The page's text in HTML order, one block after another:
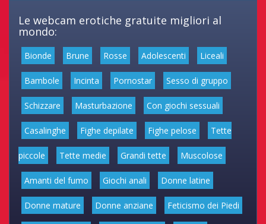
Le webcam erotiche gratuite migliori al
mondo:
Bionde Brune Rosse Adolescenti Liceali
Bambole Incinta Pornostar Sesso di gruppo
Schizzare Masturbazione Con giochi sessuali
Casalinghe Fighe depilate Fighe pelose Tette
piccole Tette medie Grandi tette Muscolose
Amanti del fumo Giochi anali Donne latine
Donne mature Donne anziane Feticismo dei Piedi